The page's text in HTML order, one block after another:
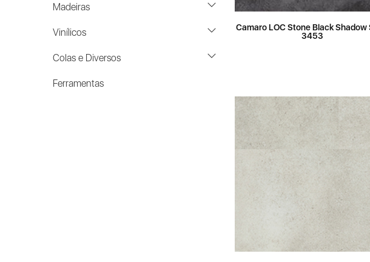
Madeiras
Vinílicos
Colas e Diversos
Ferramentas
Camaro LOC Stone Black Shadow
3453